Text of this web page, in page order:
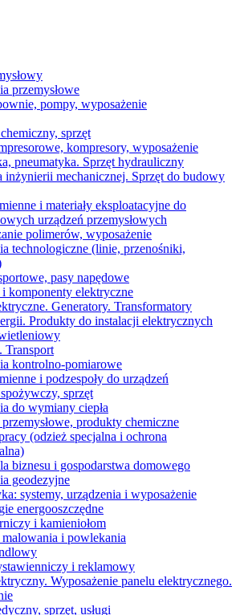
przemysłowe
pompy, wyposażenie
sprzęt
kompresory, wyposażenie
pneumatyka. Sprzęt hydrauliczny
inżynierii mechanicznej. Sprzęt do budowy
i materiały eksploatacyjne do
urządzeń przemysłowych
polimerów, wyposażenie
technologiczne (linie, przenośniki,
pasy napędowe
i komponenty elektryczne
Generatory. Transformatory
Produkty do instalacji elektrycznych
Transport
kontrolno-pomiarowe
i podzespoły do ​​urządzeń
spożywczy, sprzęt
do wymiany ciepła
przemysłowe, produkty chemiczne
(odzież specjalna i ochrona
biznesu i gospodarstwa domowego
geodezyjne
systemy, urządzenia i wyposażenie
energooszczędne
i kamieniołom
malowania i powlekania
i reklamowy
Wyposażenie panelu elektrycznego.
sprzęt, usługi